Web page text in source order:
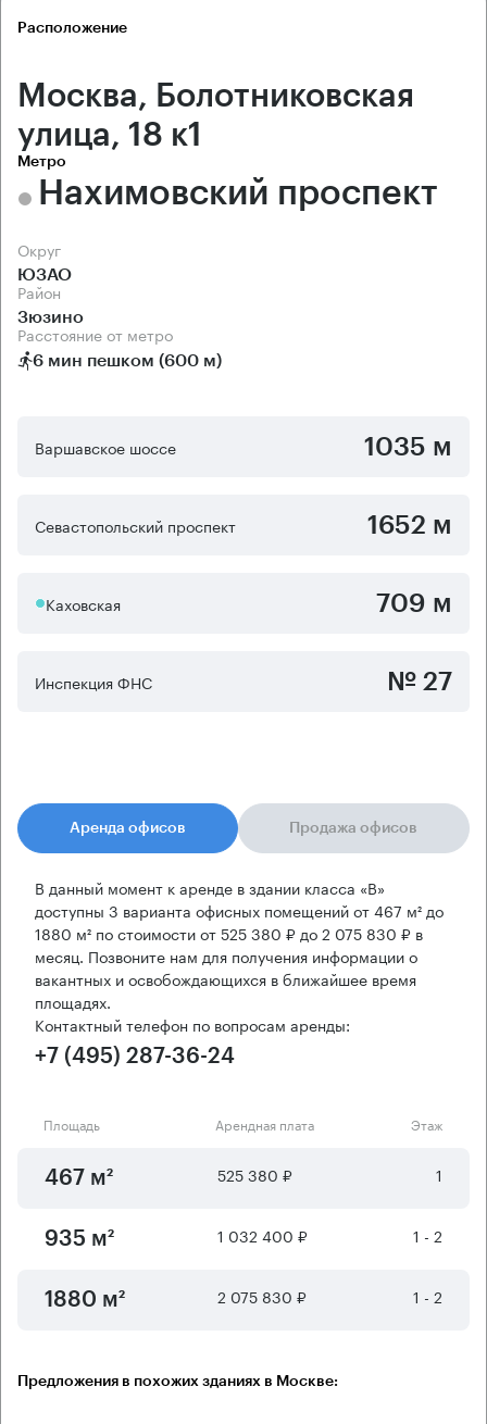
Расположение
Москва, Болотниковская
улица, 18 к1
Метро
Нахимовский проспект
Округ
ЮЗАО
Район
Зюзино
Расстояние от метро
6 мин пешком (600 м)
Варшавское шоссе 1035 м
Севастопольский проспект 1652 м
Каховская 709 м
Инспекция ФНС № 27
Аренда офисов Продажа офисов
В данный момент к аренде в здании класса «B»
доступны 3 варианта офисных помещений от 467 м² до
1880 м² по стоимости от 525 380 ₽ до 2 075 830 ₽ в
месяц. Позвоните нам для получения информации о
вакантных и освобождающихся в ближайшее время
площадях.
Контактный телефон по вопросам аренды:
+7 (495) 287-36-24
Площадь Арендная плата Этаж
467 м² 525 380 ₽ 1
935 м² 1 032 400 ₽ 1 - 2
1880 м² 2 075 830 ₽ 1 - 2
Предложения в похожих зданиях в Москве: